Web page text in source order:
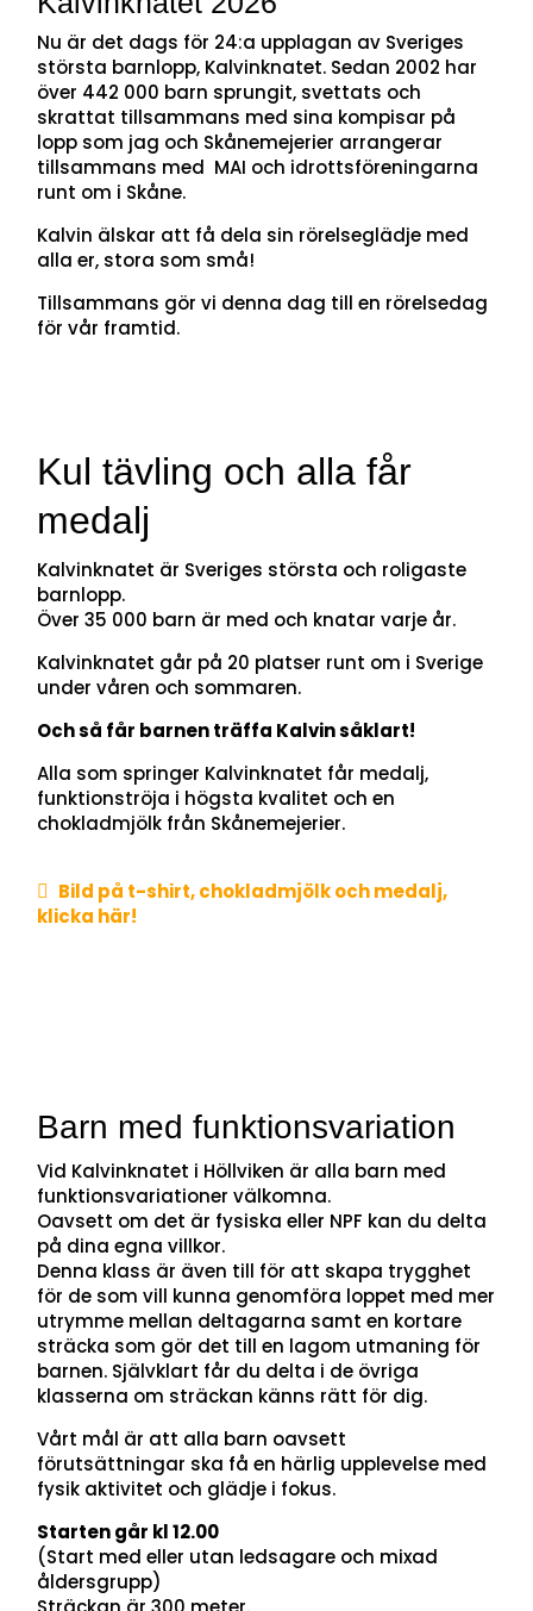
Nu är det dags för 24:a upplagan av Sveriges
största barnlopp, Kalvinknatet. Sedan 2002 har
över 442 000 barn sprungit, svettats och
skrattat tillsammans med sina kompisar på
lopp som jag och Skånemejerier arrangerar
tillsammans med MAI och idrottsföreningarna
runt om i Skåne.
Kalvin älskar att få dela sin rörelseglädje med
alla er, stora som små!
Tillsammans gör vi denna dag till en rörelsedag
för vår framtid.
Kul tävling och alla får
medalj
Kalvinknatet är Sveriges största och roligaste
barnlopp.
Över 35 000 barn är med och knatar varje år.
Kalvinknatet går på 20 platser runt om i Sverige
under våren och sommaren.
Och så får barnen träffa Kalvin såklart!
Alla som springer Kalvinknatet får medalj,
funktionströja i högsta kvalitet och en
chokladmjölk från Skånemejerier.

Bild på t-shirt, chokladmjölk och medalj,
klicka här!
Barn med funktionsvariation
Vid Kalvinknatet i Höllviken är alla barn med
funktionsvariationer välkomna.
Oavsett om det är fysiska eller NPF kan du delta
på dina egna villkor.
Denna klass är även till för att skapa trygghet
för de som vill kunna genomföra loppet med mer
utrymme mellan deltagarna samt en kortare
sträcka som gör det till en lagom utmaning för
barnen. Självklart får du delta i de övriga
klasserna om sträckan känns rätt för dig.
Vårt mål är att alla barn oavsett
förutsättningar ska få en härlig upplevelse med
fysik aktivitet och glädje i fokus.
Starten går kl 12.00
(Start med eller utan ledsagare och mixad
åldersgrupp)